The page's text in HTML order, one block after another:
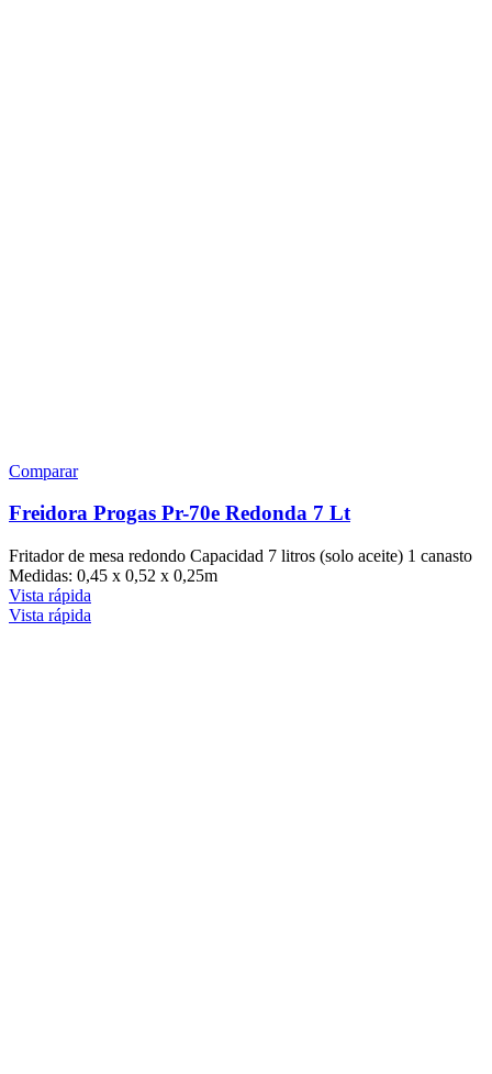
Comparar
Freidora Progas Pr-70e Redonda 7 Lt
Fritador de mesa redondo Capacidad 7 litros (solo aceite) 1 canasto
Medidas: 0,45 x 0,52 x 0,25m
Vista rápida
Vista rápida